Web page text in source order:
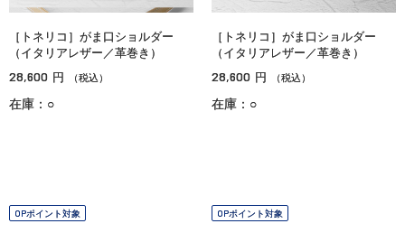
［トネリコ］がま口ショルダー
（イタリアレザー／革巻き）
28,600 円 （税込）
在庫：○
［トネリコ］がま口ショルダー
（イタリアレザー／革巻き）
28,600 円 （税込）
在庫：○
OPポイント対象 OPポイント対象